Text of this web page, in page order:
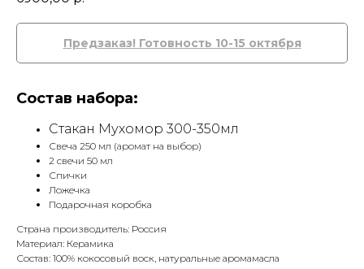
Состав набора:
Стакан Мухомор 300-350мл
Свеча 250 мл (аромат на выбор)
2 свечи 50 мл
Спички
Ложечка
Подарочная коробка
Страна производитель: Россия
Материал: Керамика
Состав: 100% кокосовый воск, натуральные аромамасла